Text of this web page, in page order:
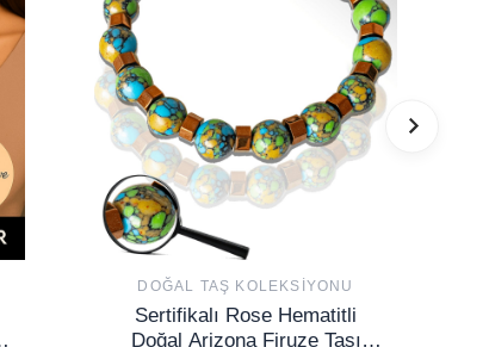
DOĞAL TAŞ KOLEKSIYONU
Sertifikalı Rose Hematitli
Doğal Arizona Firuze Taşı